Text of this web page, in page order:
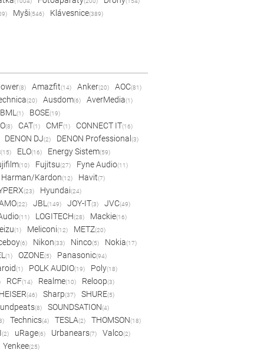
Myši(546) Klávesnice(389)
(8) Amazfit(14) Anker(20) AOC(81)
(20) Ausdom(6) AverMedia(1)
BML(1) BOSE(19)
(8) CAT(1) CMF(1) CONNECT IT(16)
DENON DJ(2) DENON Professional (3)
(15) ELO(16) Energy Sistem(59)
(10) Fujitsu(27) Fyne Audio(11)
Harman/Kardon(12) Havit(7)
(23) Hyundai(24)
(22) JBL(149) JOY-IT(3) JVC(49)
(11) LOGITECH(28) Mackie(16)
(1) Meliconi(12) METZ(20)
(6) Nikon(33) Ninco(5) Nokia(17)
(1) OZONE(5) Panasonic(94)
(1) POLK AUDIO(19) Poly(18)
RCF(14) Realme(10) Reloop(3)
(46) Sharp(37) SHURE(5)
(8) SOUNDSATION(4)
Technics(4) TESLA(2) THOMSON(18)
(2) uRage(6) Urbanears(7) Valco(2)
Yenkee(25)